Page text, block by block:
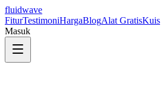
fluidwave
FiturTestimoniHargaBlogAlat GratisKuis
Masuk